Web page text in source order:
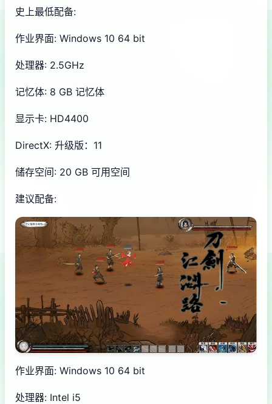
史上最低配备:
作业界面: Windows 10 64 bit
处理器: 2.5GHz
记忆体: 8 GB 记忆体
显示卡: HD4400
DirectX: 升级版：11
储存空间: 20 GB 可用空间
建议配备:
作业界面: Windows 10 64 bit
处理器: Intel i5